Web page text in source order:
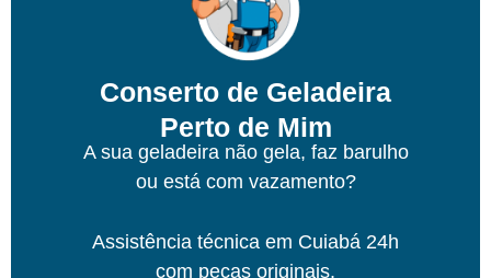
Conserto de Geladeira
Perto de Mim
A sua geladeira não gela, faz barulho
ou está com vazamento?
Assistência técnica em Cuiabá 24h
com peças originais.